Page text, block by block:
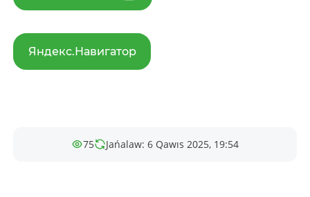
Яндекс.Навигатор
75 Jańalaw: 6 Qawıs 2025, 19:54